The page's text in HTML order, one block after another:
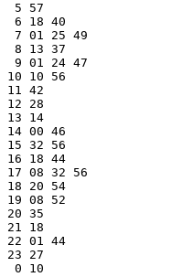
5 57
6 18 40
7 01 25 49
8 13 37
9 01 24 47
10 10 56
11 42
12 28
13 14
14 00 46
15 32 56
16 18 44
17 08 32 56
18 20 54
19 08 52
20 35
21 18
22 01 44
23 27
0 10